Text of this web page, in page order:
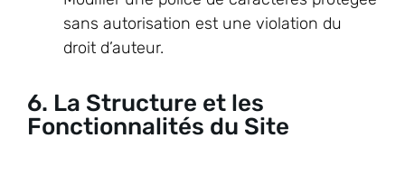
sans autorisation est une violation du
droit d’auteur.
6. La Structure et les
Fonctionnalités du Site